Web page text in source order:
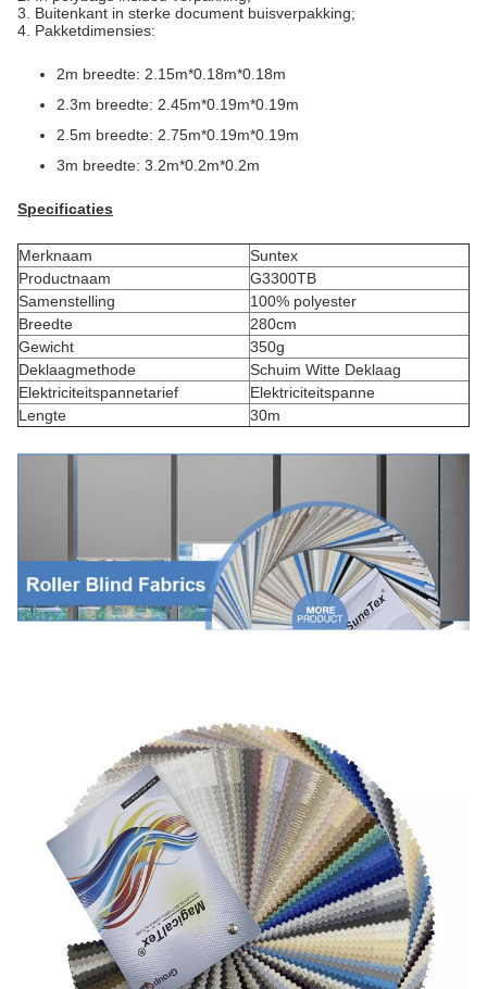
3. Buitenkant in sterke document buisverpakking;
4. Pakketdimensies:
2m breedte: 2.15m*0.18m*0.18m
2.3m breedte: 2.45m*0.19m*0.19m
2.5m breedte: 2.75m*0.19m*0.19m
3m breedte: 3.2m*0.2m*0.2m
Specificaties
Merknaam
Suntex
Productnaam
G3300TB
Samenstelling
100% polyester
Breedte
280cm
Gewicht
350g
Deklaagmethode
Schuim Witte Deklaag
Elektriciteitspannetarief
Elektriciteitspanne
Lengte
30m